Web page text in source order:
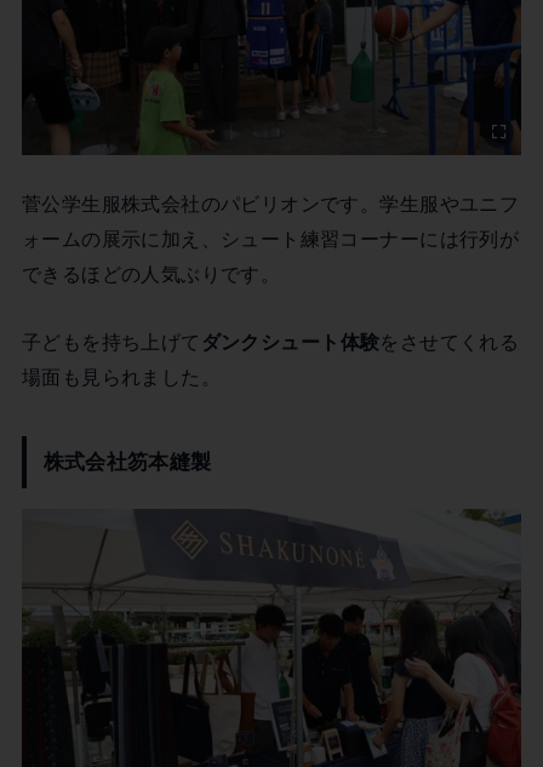
菅公学生服株式会社のパビリオンです。学生服やユニフ
ォームの展示に加え、シュート練習コーナーには行列が
できるほどの人気ぶりです。
子どもを持ち上げて ダンクシュート体験をさせてくれる
場面も見られました。
株式会社笏本縫製